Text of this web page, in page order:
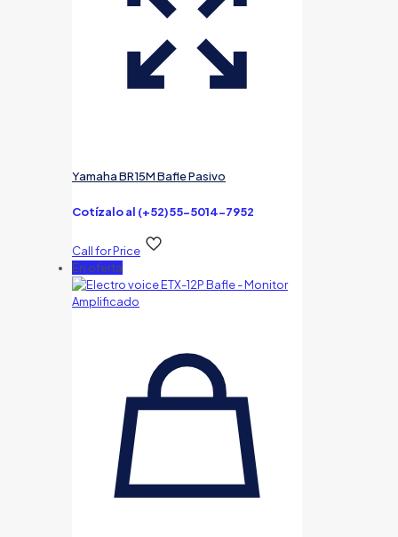
Yamaha BR15M Bafle Pasivo
Cotízalo al (+52)55-5014-7952
Call for Price
En oferta